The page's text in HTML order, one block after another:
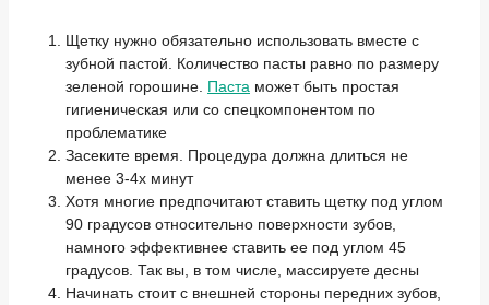
Щетку нужно обязательно использовать вместе с
зубной пастой. Количество пасты равно по размеру
зеленой горошине. Паста может быть простая
гигиеническая или со спецкомпонентом по
проблематике
Засеките время. Процедура должна длиться не
менее 3-4х минут
Хотя многие предпочитают ставить щетку под углом
90 градусов относительно поверхности зубов,
намного эффективнее ставить ее под углом 45
градусов. Так вы, в том числе, массируете десны
Начинать стоит с внешней стороны передних зубов,